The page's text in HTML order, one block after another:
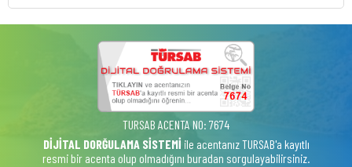
TURSAB ACENTA NO: 7674
DİJİTAL DORĞULAMA SİSTEMİ ile acentanız TURSAB'a kayıtlı
resmi bir acenta olup olmadığını buradan sorgulayabilirsiniz.